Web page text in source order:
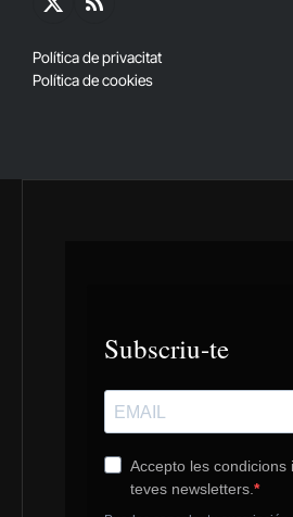
X
RSS
Política de privacitat
Política de cookies